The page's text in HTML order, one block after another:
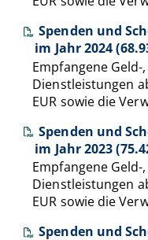
Spenden und
im Jahr 2024
Empfangene
Dienstleistungen
EUR sowie die
Spenden und
im Jahr 2023
Empfangene
Dienstleistungen
EUR sowie die
Spenden und